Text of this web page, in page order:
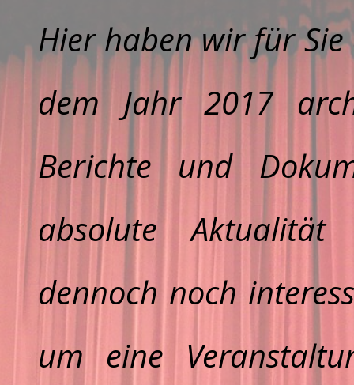
Hier haben wir für
dem Jahr 2017
Berichte und
absolute
dennoch noch
um eine